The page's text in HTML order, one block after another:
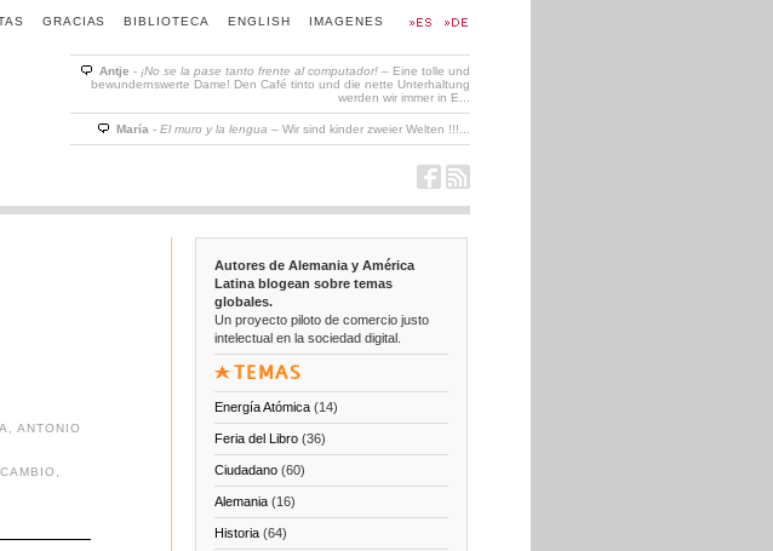
IMAGENES
ENGLISH
BIBLIOTECA
GRACIAS
Antje - ¡No se la pase tanto frente al computador!– Eine tolle und
bewundernswerte Dame! Den Café tinto und die nette Unterhaltung
werden wir immer in E...
María - El muro y la lengua – Wir sind kinder zweier Welten !!!...
,ANTONIO
Autores de Alemania y América
Latina blogean sobre temas
globales.
Un proyecto piloto de comercio justo
intelectual en la sociedad digital.
TEMAS
Energía Atómica(14)
Feria del Libro(36)
Ciudadano(60)
Alemania(16)
Historia(64)